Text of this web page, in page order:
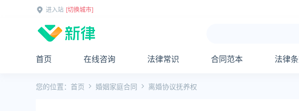
进入站 [切换城市]
首页 在线咨询 法律常识 合同范本 法律
您的位置： 首页 婚姻家庭合同 离婚协议抚养权